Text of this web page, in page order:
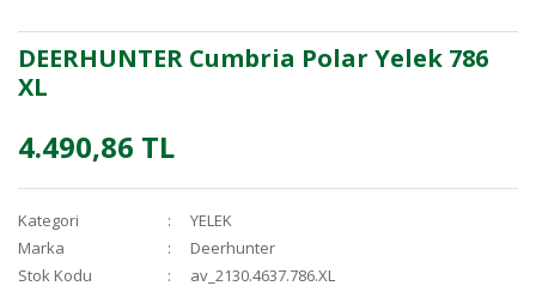
DEERHUNTER Cumbria Polar Yelek 786
XL
4.490,86 TL
Kategori
YELEK
Marka
Deerhunter
Stok Kodu
av_2130.4637.786.XL